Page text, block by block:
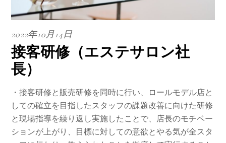
2022年10月14日
接客研修（エステサロン社
長）
・接客研修と販売研修を同時に行い、ロールモデル店と
しての確立を目指したスタッフの課題改善に向けた研修
と現場指導を繰り返し実施したことで、店長のモチベー
ションが上がり、目標に対しての意欲とやる気が全スタ